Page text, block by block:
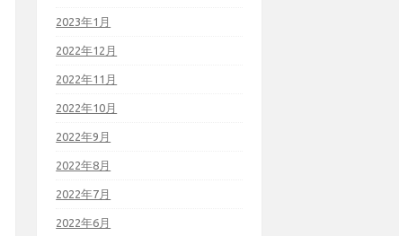
2023年1月
2022年12月
2022年11月
2022年10月
2022年9月
2022年8月
2022年7月
2022年6月